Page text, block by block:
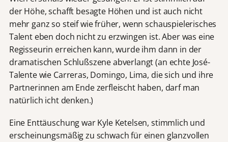
der Höhe, schafft besagte Höhen und ist auch nicht
mehr ganz so steif wie früher, wenn schauspielerisches
Talent eben doch nicht zu erzwingen ist. Aber was eine
Regisseurin erreichen kann, wurde ihm dann in der
dramatischen Schlußszene abverlangt (an echte José-
Talente wie Carreras, Domingo, Lima, die sich und ihre
Partnerinnen am Ende zerfleischt haben, darf man
natürlich icht denken.)
Eine Enttäuschung war Kyle Ketelsen, stimmlich und
erscheinungsmäßig zu schwach für einen glanzvollen